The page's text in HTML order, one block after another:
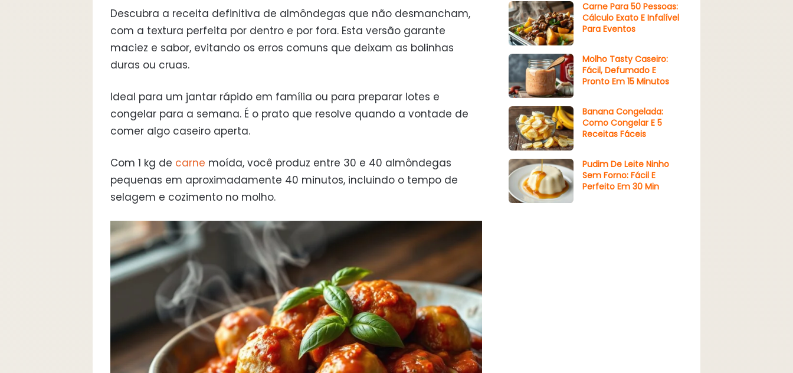
Descubra a receita definitiva de almôndegas que não desmancham,
com a textura perfeita por dentro e por fora. Esta versão garante
maciez e sabor, evitando os erros comuns que deixam as bolinhas
duras ou cruas.
Ideal para um jantar rápido em família ou para preparar lotes e
congelar para a semana. É o prato que resolve quando a vontade de
comer algo caseiro aperta.
Com 1 kg de carne moída, você produz entre 30 e 40 almôndegas
pequenas em aproximadamente 40 minutos, incluindo o tempo de
selagem e cozimento no molho.
Carne Para 50 Pessoas:
Cálculo Exato E Infalível
Para Eventos
Molho Tasty Caseiro:
Fácil, Defumado E
Pronto Em 15 Minutos
Banana Congelada:
Como Congelar E 5
Receitas Fáceis
Pudim De Leite Ninho
Sem Forno: Fácil E
Perfeito Em 30 Min